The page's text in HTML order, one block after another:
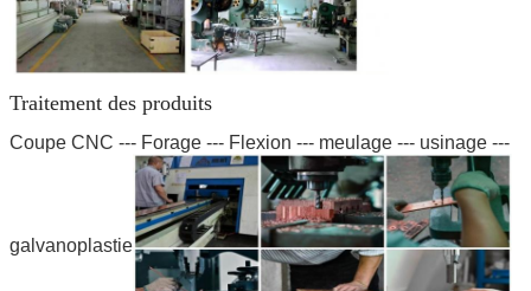
Traitement des produits
Coupe CNC --- Forage --- Flexion --- meulage --- usinage ---
galvanoplastie